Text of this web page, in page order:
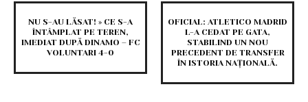
NU S-AU LĂSAT! » CE S-A
ÎNTÂMPLAT PE TEREN,
IMEDIAT DUPĂ DINAMO – FC
VOLUNTARI 4-0
OFICIAL: ATLETICO MADRID
L-A CEDAT PE GATA,
STABILIND UN NOU
PRECEDENT DE TRANSFER
ÎN ISTORIA NAȚIONALĂ.